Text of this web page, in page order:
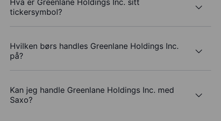
Hva er Greenlane Holdings Inc. sitt
tickersymbol?
Hvilken børs handles Greenlane Holdings Inc.
på?
Kan jeg handle Greenlane Holdings Inc. med
Saxo?